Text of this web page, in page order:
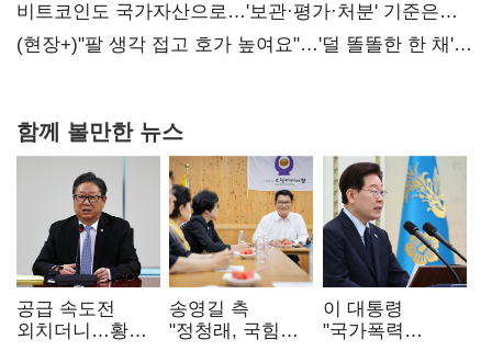
비트코인도 국가자산으로…'보관·평가·처분' 기준은
숙제
(현장+)"팔 생각 접고 호가 높여요"…'덜 똘똘한 한 채'
함께 볼만한 뉴스
공급 속도전
외치더니…황희,
송영길 측
"정청래, 국힘
이 대통령
"국가폭력